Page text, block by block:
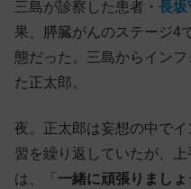
三島が診察した患者・ 長坂
果、膵臓がんのステージ4
態だった。三島からイン
た正太郎。
夜。正太郎は妄想の中で
習を繰り返していたが、
は、「 一緒に頑張りまし